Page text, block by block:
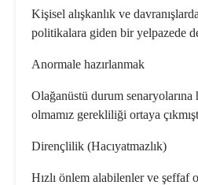
Kişisel alışkanlık ve
politikalara giden bir yelpazede
Anormale hazırlanmak
Olağanüstü durum senaryolarına
olmamız gerekliliği orta­ya
Dirençlilik (Hacıyatmazlık)
Hızlı önlem alabilenler ve şeffaf